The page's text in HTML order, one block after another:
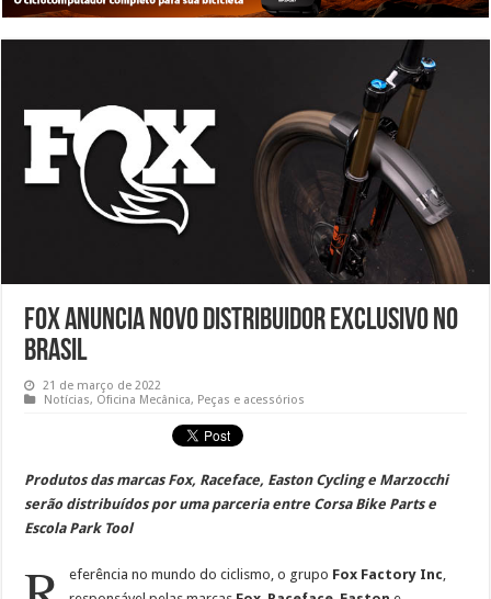
Fox anuncia novo distribuidor exclusivo no
Brasil
21 de março de 2022
Notícias, Oficina Mecânica, Peças e acessórios
Produtos das marcas Fox, Raceface, Easton Cycling e Marzocchi
serão distribuídos por uma parceria entre Corsa Bike Parts e
Escola Park Tool
eferência no mundo do ciclismo, o grupo Fox Factory Inc,